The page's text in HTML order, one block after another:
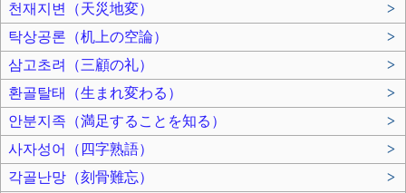
천재지변（天災地変）
>
탁상공론（机上の空論）
>
삼고초려（三顧の礼）
>
환골탈태（生まれ変わる）
>
안분지족（満足することを知る）
>
사자성어（四字熟語）
>
각골난망（刻骨難忘）
>